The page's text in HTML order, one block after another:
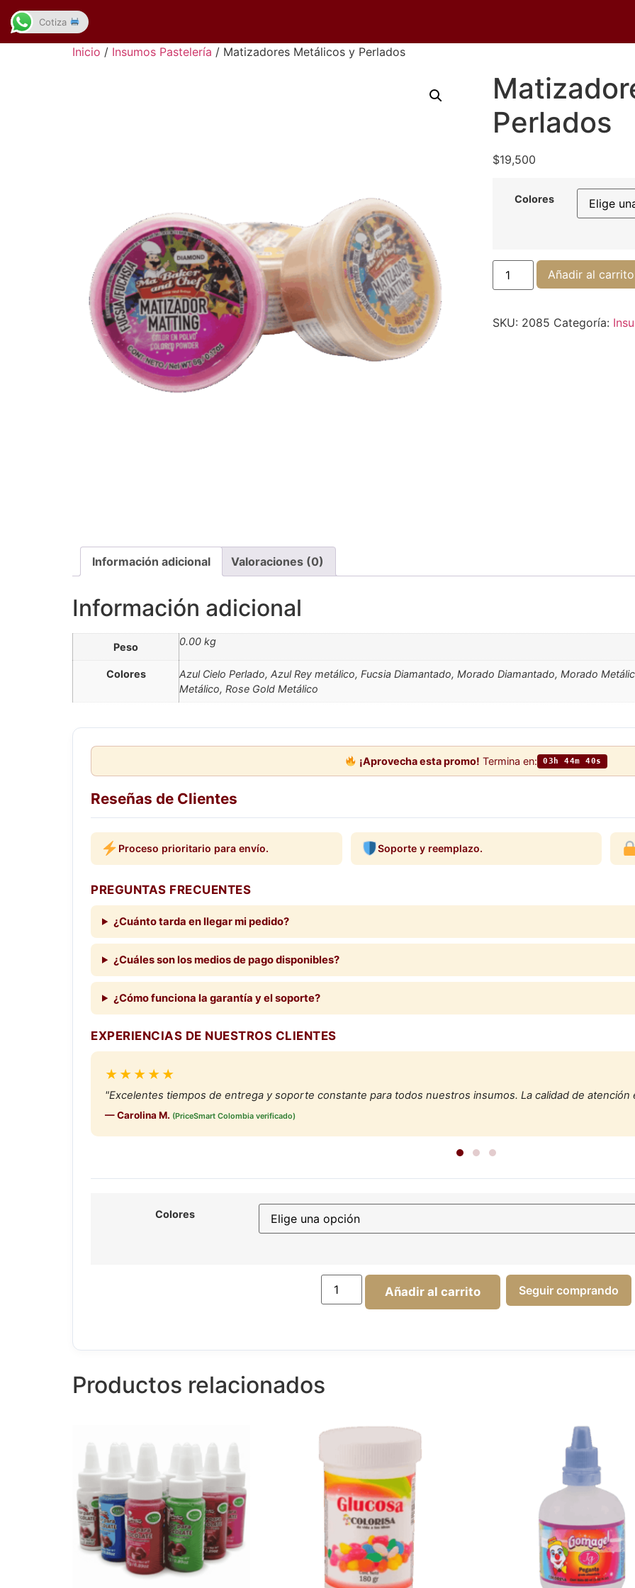
Inicio / Insumos Pastelería / Matizadores Metálicos y Perlados
Perlados
$19,500
Colores
Añadir al carrito
SKU: 2085 Categoría:
Información adicional Valoraciones (0)
Información adicional
Peso 0.00 kg
Colores
Azul Cielo Perlado, Azul Rey metálico, Fucsia Diamantado, Morado Diamantado, Morado
Metálico, Rose Gold Metálico
¡Aprovecha esta promo! Termina en: 03h 44m 40s
Reseñas de Clientes
Proceso prioritario para envío. Soporte y reemplazo.
PREGUNTAS FRECUENTES
¿Cuánto tarda en llegar mi pedido?
¿Cuáles son los medios de pago disponibles?
¿Cómo funciona la garantía y el soporte?
EXPERIENCIAS DE NUESTROS CLIENTES
★★★★★
"Excelentes tiempos de entrega y soporte constante para todos nuestros insumos. La calidad de atención
— Carolina M. (PriceSmart Colombia verificado)
Colores
Añadir al carrito Seguir comprando
Productos relacionados
Cotiza